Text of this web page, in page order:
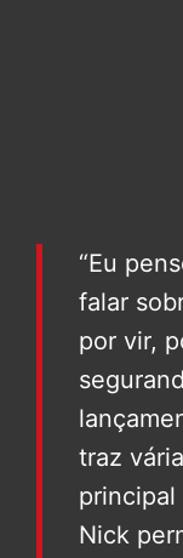
“Eu
falar
por vir,
traz
principal
Nick